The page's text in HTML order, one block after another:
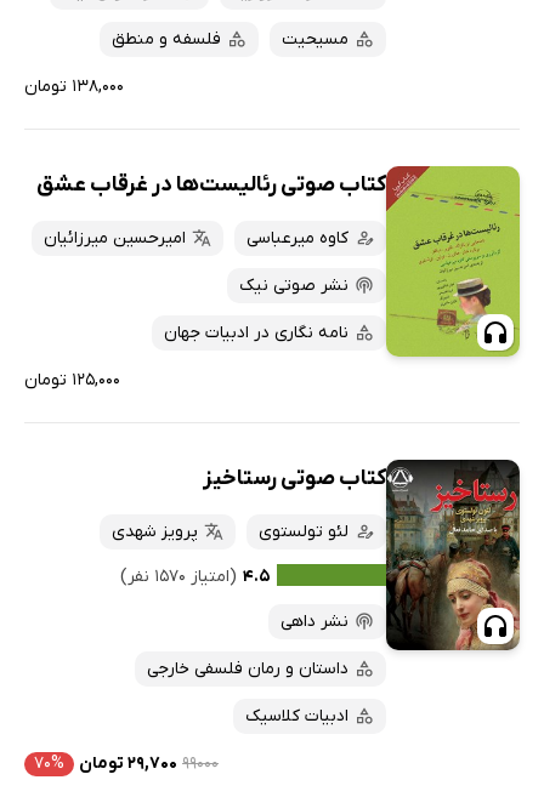
مسیحیت فلسفه و منطق
۱۳۸,۰۰۰ تومان
کتاب صوتی رئالیست‌ها در غرقاب عشق
کاوه میرعباسی امیرحسین میرزائیان
نشر صوتی نیک
نامه نگاری در ادبیات جهان
۱۲۵,۰۰۰ تومان
کتاب صوتی رستاخیز
لئو تولستوی
پرویز شهدی
۴.۵ (امتیاز ۱۵۷۰ نفر)
نشر داهی
داستان و رمان فلسفی خارجی
ادبیات کلاسیک
۹۹۰۰۰ ۲۹,۷۰۰ تومان ۷۰%